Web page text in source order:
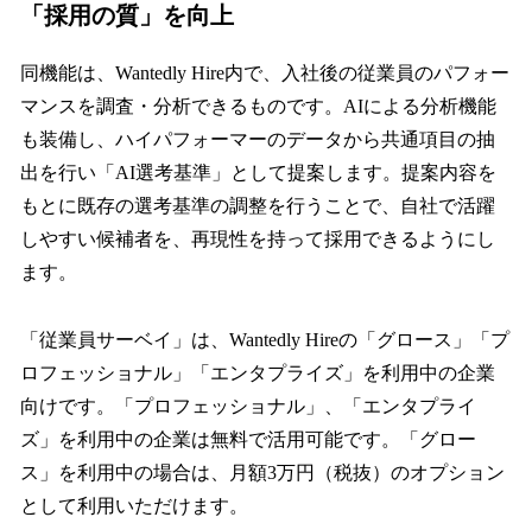
「採用の質」を向上
同機能は、Wantedly Hire内で、入社後の従業員のパフォー
マンスを調査・分析できるものです。AIによる分析機能
も装備し、ハイパフォーマーのデータから共通項目の抽
出を行い「AI選考基準」として提案します。提案内容を
もとに既存の選考基準の調整を行うことで、自社で活躍
しやすい候補者を、再現性を持って採用できるようにし
ます。
「従業員サーベイ」は、Wantedly Hireの「グロース」「プ
ロフェッショナル」「エンタプライズ」を利用中の企業
向けです。「プロフェッショナル」、「エンタプライ
ズ」を利用中の企業は無料で活用可能です。「グロー
ス」を利用中の場合は、月額3万円（税抜）のオプション
として利用いただけます。